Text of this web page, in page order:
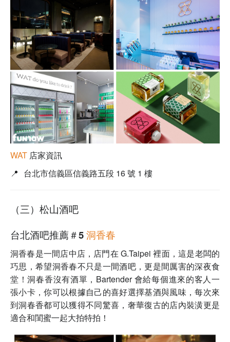
WAT 店家資訊
📍 台北市信義區信義路五段 16 號 1 樓
（三）松山酒吧
台北酒吧推薦＃5洞香春
洞香春是一間店中店，店門在 G.Taipei 裡面，這是老闆的
巧思，希望洞香春不只是一間酒吧，更是間厲害的深夜食
堂！洞春香沒有酒單，Bartender 會給每個進來的客人一
張小卡，你可以根據自己的喜好選擇基酒與風味，每次來
到洞春香都可以獲得不同驚喜，奢華復古的店內裝潢更是
適合和閨蜜一起大拍特拍！